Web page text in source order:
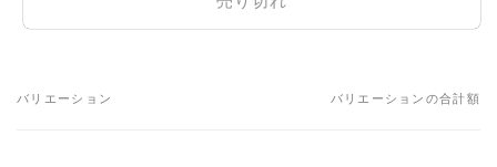
あ
バリエーション バリエーションの合計額